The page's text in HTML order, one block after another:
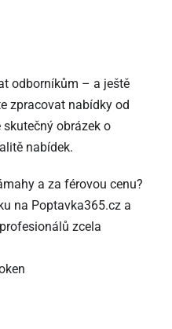
odborníkům – a ještě
zpracovat nabídky od
obrázek o
nabídek.
a za férovou cenu?
na Poptavka365.cza
zcela